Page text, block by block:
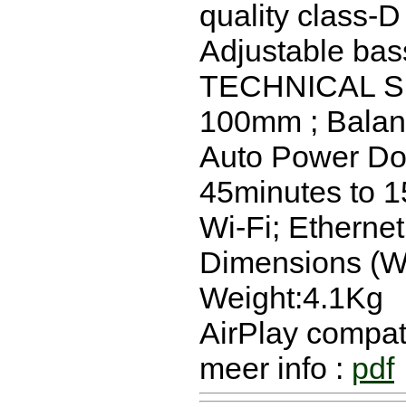
quality class-
Adjustable
TECHNICAL
100mm ;
Auto Power
45minutes to
Wi-Fi; Ethernet
Dimensions
Weight:4.1Kg
AirPlay
meer info : pdf